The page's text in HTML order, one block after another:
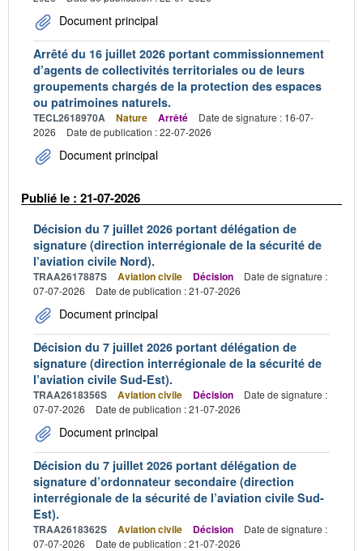
Document principal
Arrêté du 16 juillet 2026 portant commissionnement
d’agents de collectivités territoriales ou de leurs
groupements chargés de la protection des espaces
ou patrimoines naturels.
TECL2618970A Nature Arrêté
Date de signature : 16-07-
2026
Date de publication : 22-07-2026
Document principal
Publié le : 21-07-2026
Décision du 7 juillet 2026 portant délégation de
signature (direction interrégionale de la sécurité de
l’aviation civile Nord).
TRAA2617887S Aviation civile Décision
Date de signature :
07-07-2026
Date de publication : 21-07-2026
Document principal
Décision du 7 juillet 2026 portant délégation de
signature (direction interrégionale de la sécurité de
l’aviation civile Sud-Est).
TRAA2618356S Aviation civile Décision
Date de signature :
07-07-2026
Date de publication : 21-07-2026
Document principal
Décision du 7 juillet 2026 portant délégation de
signature d’ordonnateur secondaire (direction
interrégionale de la sécurité de l’aviation civile Sud-
Est).
TRAA2618362S Aviation civile Décision
Date de signature :
07-07-2026
Date de publication : 21-07-2026